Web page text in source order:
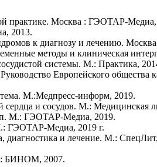
практике. Москва : ГЭОТАР-Медиа,
2013.
к диагнозу и лечению.
методы и клиническая
системы. М.: Практика,
Европейского общества
М.:Медпресс-информ, 2019.
и сосудов. М.: Медицинская
М.: ГЭОТАР-Медиа, 2019.
ГЭОТАР-Медиа, 2019 г.
и лечение. М.:
: БИНОМ, 2007.